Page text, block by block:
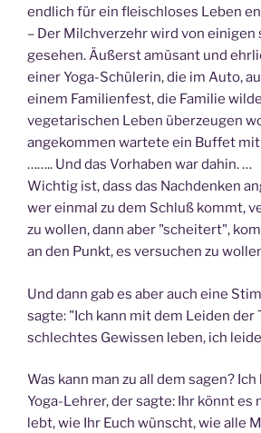
endlich für ein fleischloses Leben
– Der Milchverzehr wird von einigen
gesehen. Äußerst amüsant und
einer Yoga-Schülerin, die im Auto,
einem Familienfest, die Familie
vegetarischen Leben überzeugen
angekommen wartete ein Buffet
…….. Und das Vorhaben war dahin. …
Wichtig ist, dass das Nachdenken
wer einmal zu dem Schluß kommt,
zu wollen, dann aber "scheitert",
an den Punkt, es versuchen zu
Und dann gab es aber auch eine
sagte: "Ich kann mit dem Leiden der
schlechtes Gewissen leben, ich
Was kann man zu all dem sagen?
Yoga-Lehrer, der sagte: Ihr könnt es
lebt, wie Ihr Euch wünscht, wie alle